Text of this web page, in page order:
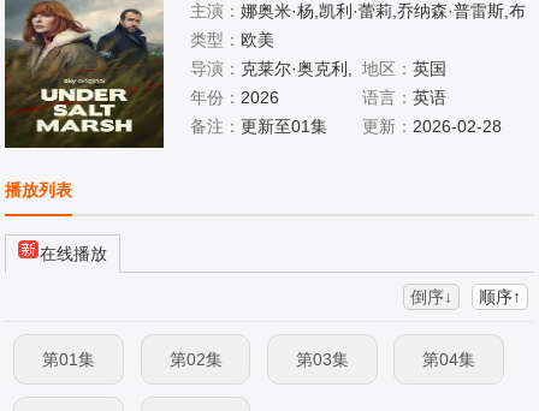
主演：娜奥米·杨,凯利·蕾莉,乔纳森·普雷斯,布
莱恩·格里森,拉菲·斯波,金伯莉·尼克松,朱利安·
刘易斯·琼斯,塞塔·因德尼,哈利·劳蒂,英迪尔·马
伦,萨缪尔·W·霍奇森,阿玛拉·阿特瓦尔,拉维·穆
尔塔尼,奈杰尔·詹姆斯·布拉德利,洛伊丝·梅勒
h·James
类型：欧美
导演： 克莱尔·奥克利,
玛丽·奈伊
地区： 英国
年份： 2026 语言： 英语
备注：更新至01集 更新： 2026-02-28
播放列表
在线播放
倒序↓ 顺序↑
第01集 第02集 第03集 第04集